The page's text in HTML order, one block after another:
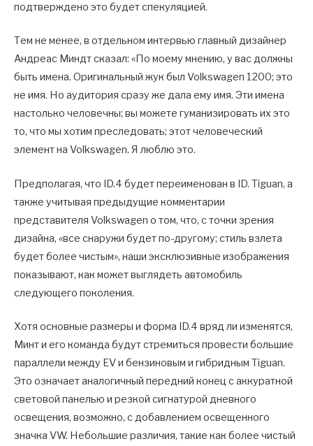
подтверждено это будет спекуляцией.
Тем не менее, в отдельном интервью главный дизайнер
Андреас Миндт сказал: «По моему мнению, у вас должны
быть имена. Оригинальный жук был Volkswagen 1200; это
не имя. Но аудитория сразу же дала ему имя. Эти имена
настолько человечны; вы можете гуманизировать их это
то, что мы хотим преследовать; этот человеческий
элемент на Volkswagen. Я люблю это.
Предполагая, что ID.4 будет переименован в ID. Tiguan, а
также учитывая предыдущие комментарии
представителя Volkswagen о том, что, с точки зрения
дизайна, «все снаружи будет по-другому; стиль взлета
будет более чистым», наши эксклюзивные изображения
показывают, как может выглядеть автомобиль
следующего поколения.
Хотя основные размеры и форма ID.4 вряд ли изменятся,
Минт и его команда будут стремиться провести большие
параллели между EV и бензиновым и гибридным Tiguan.
Это означает аналогичный передний конец с аккуратной
световой панелью и резкой сигнатурой дневного
освещения, возможно, с добавлением освещенного
значка VW. Небольшие различия, такие как более чистый